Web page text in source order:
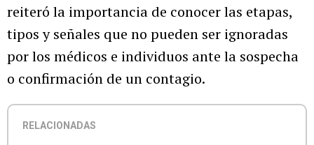
reiteró la importancia de conocer las etapas,
tipos y señales que no pueden ser ignoradas
por los médicos e individuos ante la sospecha
o confirmación de un contagio.
RELACIONADAS